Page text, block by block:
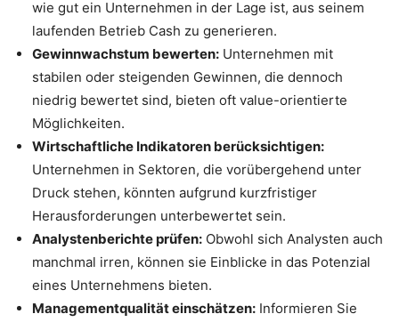
wie gut ein Unternehmen in der Lage ist, aus seinem
laufenden Betrieb Cash zu generieren.
Gewinnwachstum bewerten: Unternehmen mit
stabilen oder steigenden Gewinnen, die dennoch
niedrig bewertet sind, bieten oft value-orientierte
Möglichkeiten.
Wirtschaftliche Indikatoren berücksichtigen:
Unternehmen in Sektoren, die vorübergehend unter
Druck stehen, könnten aufgrund kurzfristiger
Herausforderungen unterbewertet sein.
Analystenberichte prüfen: Obwohl sich Analysten auch
manchmal irren, können sie Einblicke in das Potenzial
eines Unternehmens bieten.
Managementqualität einschätzen: Informieren Sie